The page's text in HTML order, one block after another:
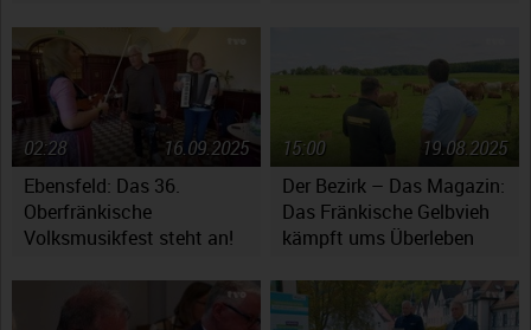
Ebensfeld: Das 36.
Oberfränkische
Volksmusikfest steht an!
16.09.2025
02:28
Der Bezirk – Das Magazin:
Das Fränkische Gelbvieh
kämpft ums Überleben
19.08.2025
15:00